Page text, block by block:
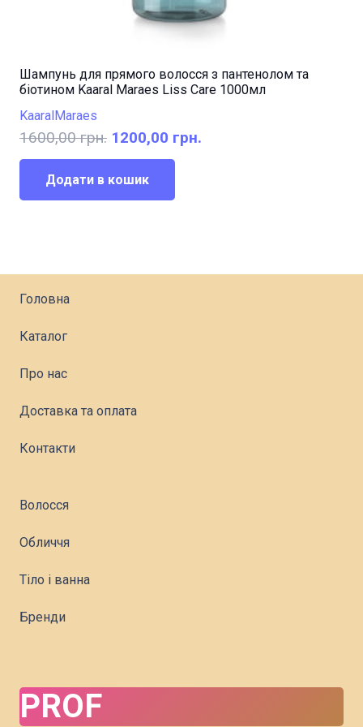
Шампунь для прямого волосся з пантенолом та
біотином Kaaral Maraes Liss Care 1000мл
Kaaral Maraes
1600,00грн. Оригінальна
ціна:
1600,00 грн..
1200,00 грн.
Додати в кошик
Головна
Каталог
Про нас
Доставка та оплата
Контакти
Волосся
Обличчя
Тіло і ванна
Бренди
PROF